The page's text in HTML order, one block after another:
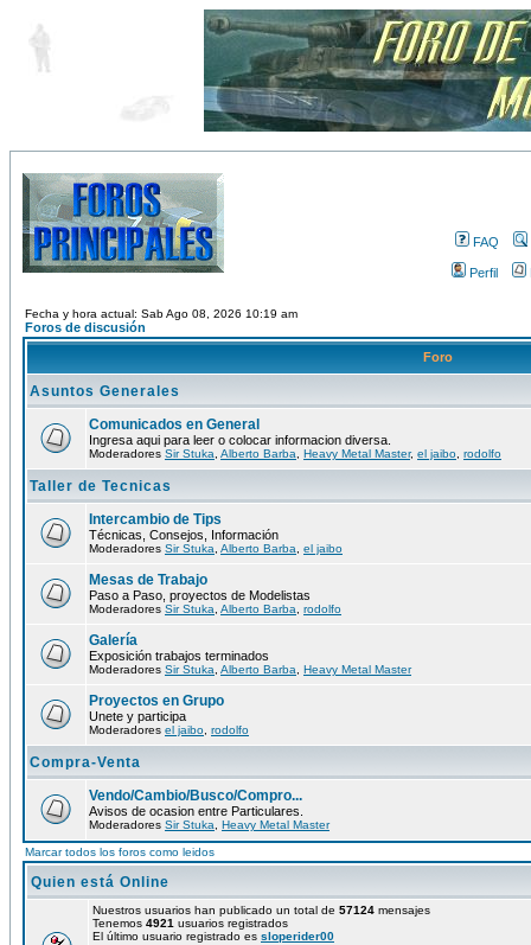
FAQ
Perfil
Fecha y hora actual: Sab Ago 08, 2026 10:19 am
Foros de discusión
Foro
Asuntos Generales
Comunicados en General
Ingresa aqui para leer o colocar informacion diversa.
Moderadores Sir Stuka Alberto Barba Heavy Metal Master, el jaibo rodolfo
Taller de Tecnicas
Intercambio de Tips
Técnicas, Consejos, Información
Moderadores Sir Stuka Alberto Barba el jaibo
Mesas de Trabajo
Paso a Paso, proyectos de Modelistas
Moderadores Sir Stuka Alberto Barba rodolfo
Galería
Exposición trabajos terminados
Moderadores Sir Stuka Alberto Barba Heavy Metal Master
Proyectos en Grupo
Unete y participa
Moderadores el jaibo rodolfo
Compra-Venta
Vendo/Cambio/Busco/Compro...
Avisos de ocasion entre Particulares.
Moderadores Sir Stuka Heavy Metal Master
Marcar todos los foros como leidos
Quien está Online
Nuestros usuarios han publicado un total de 57124 mensajes
Tenemos 4921 usuarios registrados
El último usuario registrado es sloperider00